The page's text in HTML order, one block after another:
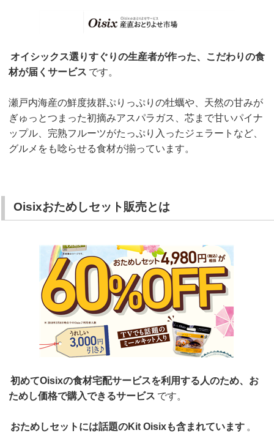
オイシックス選りすぐりの生産者が作った、こだわりの食
材が届くサービス です。
瀬戸内海産の鮮度抜群ぷりっぷりの牡蠣や、天然の甘みが
ぎゅっとつまった初摘みアスパラガス、芯まで甘いパイナ
ップル、完熟フルーツがたっぷり入ったジェラートなど、
グルメをも唸らせる食材が揃っています。
Oisixおためしセット販売とは
初めてOisixの食材宅配サービスを利用する人のため、お
ためし価格で購入できるサービス です。
おためしセットには話題のKit Oisixも含まれています 。